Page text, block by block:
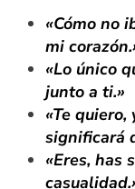
«Cómo no
mi
«Lo único
junto a ti.»
«Te
significará
«Eres, has